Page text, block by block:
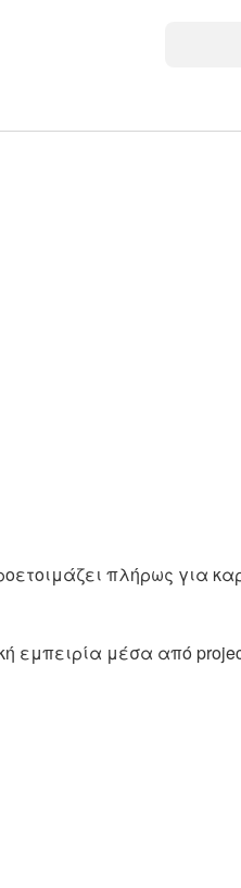
πλήρως για
εμπειρία μέσα από